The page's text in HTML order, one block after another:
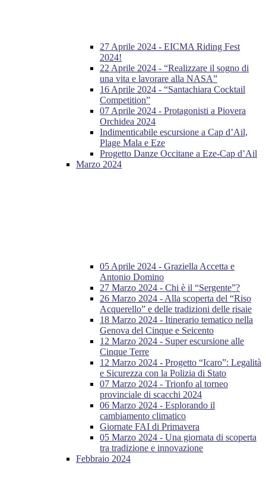
27 Aprile 2024 - EICMA Riding Fest
2024!
22 Aprile 2024 - “Realizzare il sogno di
una vita e lavorare alla NASA”
16 Aprile 2024 - “Santachiara Cocktail
Competition”
07 Aprile 2024 - Protagonisti a Piovera
Orchidea 2024
Indimenticabile escursione a Cap d’Ail,
Plage Mala e Eze
Progetto Danze Occitane a Eze-Cap d’Ail
Marzo 2024
05 Aprile 2024 - Graziella Accetta e
Antonio Domino
27 Marzo 2024 - Chi è il “Sergente”?
26 Marzo 2024 - Alla scoperta del “Riso
Acquerello” e delle tradizioni delle risaie
18 Marzo 2024 - Itinerario tematico nella
Genova del Cinque e Seicento
12 Marzo 2024 - Super escursione alle
Cinque Terre
12 Marzo 2024 - Progetto “Icaro”: Legalità
e Sicurezza con la Polizia di Stato
07 Marzo 2024 - Trionfo al torneo
provinciale di scacchi 2024
06 Marzo 2024 - Esplorando il
cambiamento climatico
Giornate FAI di Primavera
05 Marzo 2024 - Una giornata di scoperta
tra tradizione e innovazione
Febbraio 2024